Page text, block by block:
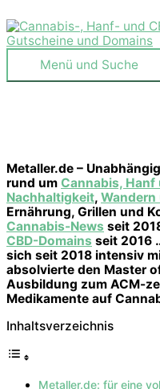
Inhalt
springen
Menü
und
Menü und Suche
Metaller.de –
rund um Cannabis, Hanf
Nachhaltigkeit,
Ernährung, Grillen und
Cannabis-News seit
CBD-Domains seit 2016
sich seit 2018 intensiv
absolvierte den Master
Ausbildung zum ACM-
Medikamente auf
Inhaltsverzeichnis
Metaller.de: für eine